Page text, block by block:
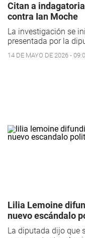
Citan a
contra Ian Moche
La investigación se
presentada por la
14 DE MAYO DE 2026 -
Lilia Lemoine
nuevo escándalo
La diputada dijo que